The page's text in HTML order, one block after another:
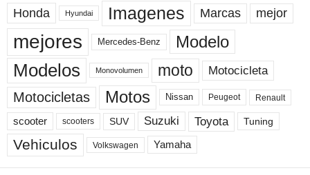
Honda Hyundai Imagenes Marcas mejor
mejores Mercedes-Benz Modelo
Modelos Monovolumen moto Motocicleta
Motocicletas Motos Nissan Peugeot Renault
scooter scooters SUV Suzuki Toyota Tuning
Vehiculos Volkswagen Yamaha